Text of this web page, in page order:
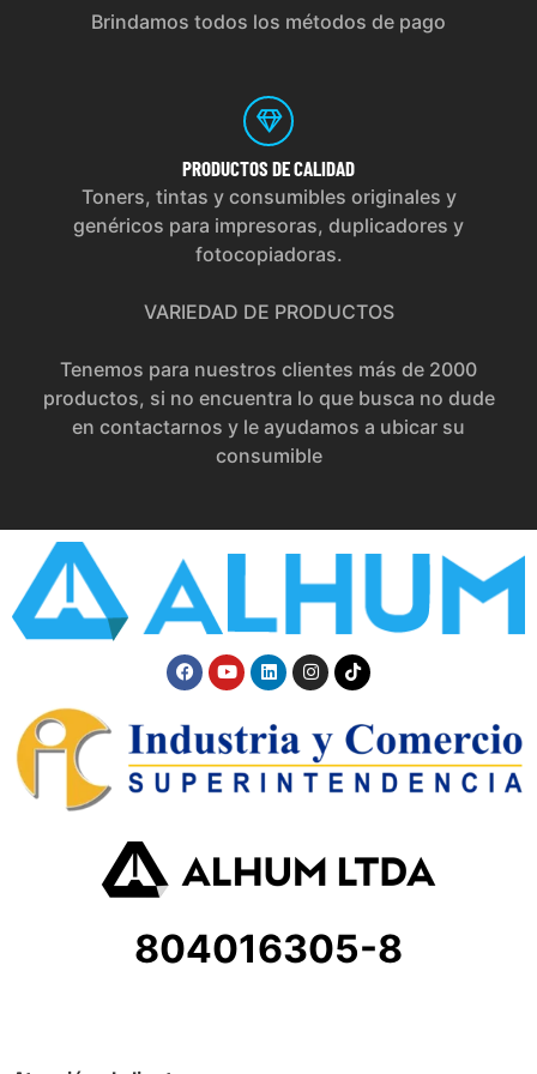
Brindamos todos los métodos de pago
PRODUCTOS DE CALIDAD
Toners, tintas y consumibles originales y
genéricos para impresoras, duplicadores y
fotocopiadoras.
VARIEDAD DE PRODUCTOS
Tenemos para nuestros clientes más de 2000
productos, si no encuentra lo que busca no dude
en contactarnos y le ayudamos a ubicar su
consumible
804016305-8